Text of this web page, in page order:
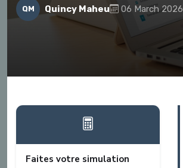
QM Quincy Maheu 06 March 2026
Faites votre simulation